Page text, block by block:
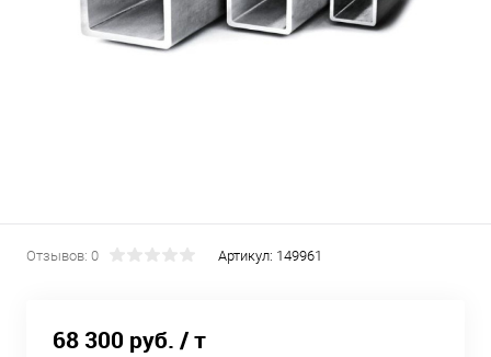
Отзывов: 0 Артикул: 149961
68 300 руб. / т